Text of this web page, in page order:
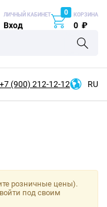
ЛИЧНЫЙ КАБИНЕТ
Вход
0 КОРЗИНА
0 ₽
+7 (900) 212-12-12 RU
розничные цены).
под своим